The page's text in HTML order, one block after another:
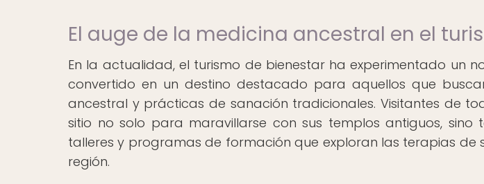
El auge de la medicina ancestral en el
En la actualidad, el turismo de bienestar ha experimentado un
convertido en un destino destacado para aquellos que
ancestral y prácticas de sanación tradicionales. Visitantes de
sitio no solo para maravillarse con sus templos antiguos,
talleres y programas de formación que exploran las terapias de
región.